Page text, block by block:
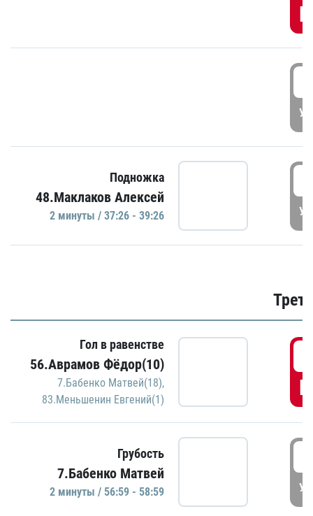
Подножка
48.Маклаков Алексей
2 минуты / 37:26 - 39:26
Гол в равенстве
56.Аврамов Фёдор(10)
7.Бабенко Матвей(18),
83.Меньшенин Евгений(1)
Грубость
7.Бабенко Матвей
2 минуты / 56:59 - 58:59